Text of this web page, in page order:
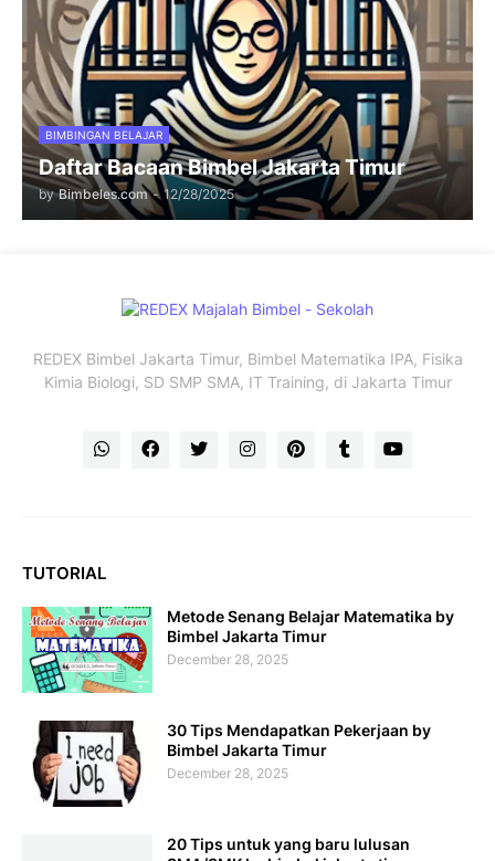
BIMBINGAN BELAJAR
Daftar Bacaan Bimbel Jakarta Timur
by Bimbeles.com - 12/28/2025
REDEX Bimbel Jakarta Timur, Bimbel Matematika IPA, Fisika
Kimia Biologi, SD SMP SMA, IT Training, di Jakarta Timur
TUTORIAL
Metode Senang Belajar Matematika by
Bimbel Jakarta Timur
December 28, 2025
30 Tips Mendapatkan Pekerjaan by
Bimbel Jakarta Timur
December 28, 2025
20 Tips untuk yang baru lulusan